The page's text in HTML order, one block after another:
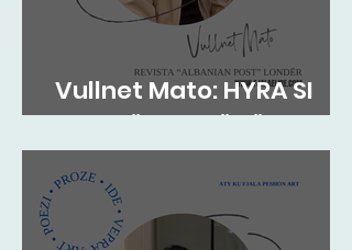
Vullnet Mato: HYRA SI
ZOG NË FOLENË TËNDE